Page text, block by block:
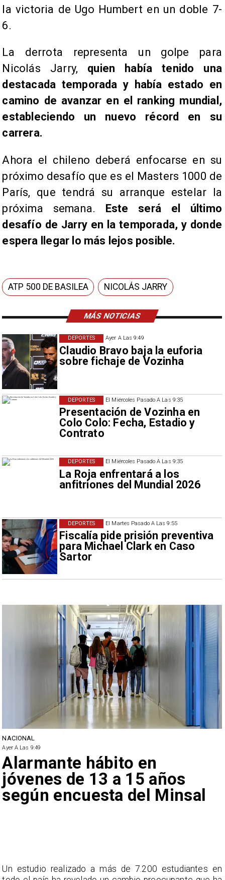
MÁS NOTICIAS
Ayer A Las 9:49
Claudio Bravo baja la euforia
sobre fichaje de Vozinha
DEPORTES
El Miércoles Pasado A Las 9:35
Presentación de Vozinha en
Colo Colo: Fecha, Estadio y
Contrato
DEPORTES
El Miércoles Pasado A Las 9:35
La Roja enfrentará a los
anfitriones del Mundial 2026
DEPORTES
El Martes Pasado A Las 9:55
Fiscalía pide prisión preventiva
para Michael Clark en Caso
Sartor
DEPORTES
la victoria de Ugo Humbert en un doble 7-
6.
La derrota representa un golpe para
Nicolás Jarry, quien había tenido una
destacada temporada y había estado en
camino de avanzar en el ranking mundial,
estableciendo un nuevo récord en su
carrera.
Ahora el chileno deberá enfocarse en su
próximo desafío que es el Masters 1000 de
París, que tendrá su arranque estelar la
próxima semana. Este será el último
desafío de Jarry en la temporada, y donde
espera llegar lo más lejos posible.
ATP 500 DE BASILEA NICOLÁS JARRY
NACIONAL
Ayer A Las 9:49
Alarmante hábito en
jóvenes de 13 a 15 años
según encuesta del Minsal
Un estudio realizado a más de 7.200 estudiantes en